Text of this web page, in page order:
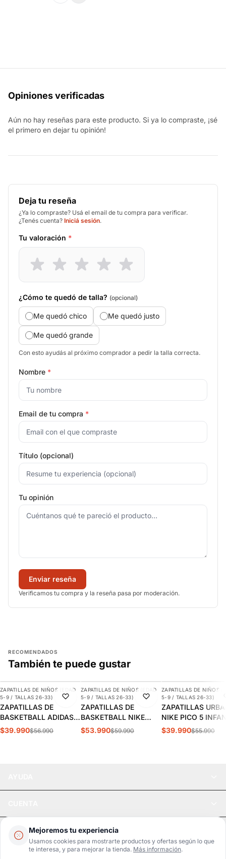
Mejoremos tu experiencia
Usamos cookies para mostrarte productos y ofertas según lo que
te interesa, y para mejorar la tienda. Más información.
Opiniones verificadas
Aún no hay reseñas para este producto. Si ya lo compraste, ¡sé
el primero en dejar tu opinión!
Deja tu reseña
¿Ya lo compraste? Usá el email de tu compra para verificar.
¿Tenés cuenta? Iniciá sesión.
Tu valoración *
¿Cómo te quedó de talla? (opcional)
Me quedó chico Me quedó justo
Me quedó grande
Con esto ayudás al próximo comprador a pedir la talla correcta.
Nombre *
Email de tu compra *
Título (opcional)
Tu opinión
Enviar reseña
Verificamos tu compra y la reseña pasa por moderación.
RECOMENDADOS
También te puede gustar
-30%
AGREGAR
ZAPATILLAS DE NIÑOS (EDAD
5-9 / TALLAS 26-33)
ZAPATILLAS DE
BASKETBALL ADIDAS
CROSS EM UP 5K
$39.990$56.990
-10%
AGREGAR
ZAPATILLAS DE NIÑOS (EDAD
5-9 / TALLAS 26-33)
ZAPATILLAS DE
BASKETBALL NIKE
TEAM HUSTLE D 12 PS
$53.990$59.990
-29%
ZAPATILLAS DE NIÑOS
5-9 / TALLAS 26-33)
ZAPATILLAS
NIKE PICO 5
AR4161-100
$39.990$55.990
LEGAL